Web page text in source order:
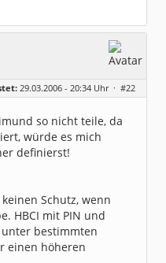
29.03.2006 - 20:34 Uhr · #22
so nicht teile, da
würde es mich
definierst!
Schutz, wenn
HBCI mit PIN und
bestimmten
einen höheren